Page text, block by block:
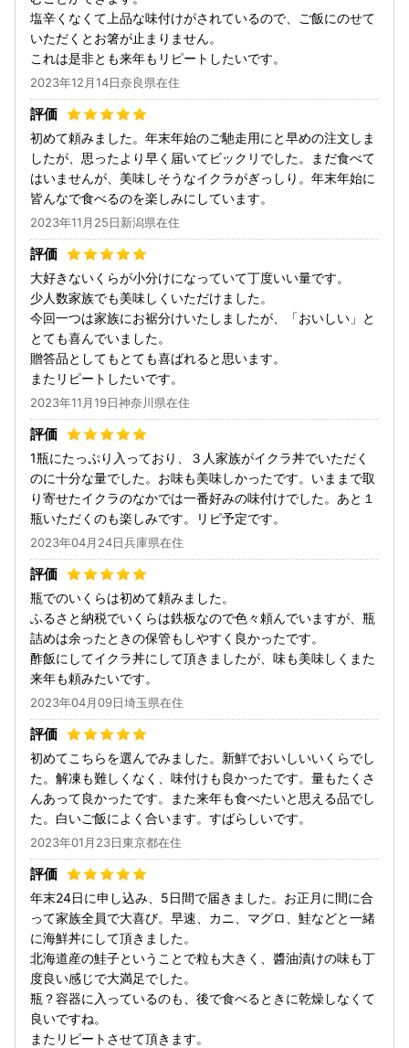
塩辛くなくて上品な味付けがされているので、ご飯にのせて
いただくとお箸が止まりません。
これは是非とも来年もリピートしたいです。
2023年12月14日奈良県在住
初めて頼みました。年末年始のご馳走用にと早めの注文しま
したが、思ったより早く届いてビックリでした。まだ食べて
はいませんが、美味しそうなイクラがぎっしり。年末年始に
皆んなで食べるのを楽しみにしています。
2023年11月25日新潟県在住
大好きないくらが小分けになっていて丁度いい量です。
少人数家族でも美味しくいただけました。
今回一つは家族にお裾分けいたしましたが、「おいしい」と
とても喜んでいました。
贈答品としてもとても喜ばれると思います。
またリピートしたいです。
2023年11月19日神奈川県在住
1瓶にたっぷり入っており、３人家族がイクラ丼でいただく
のに十分な量でした。お味も美味しかったです。いままで取
り寄せたイクラのなかでは一番好みの味付けでした。あと１
瓶いただくのも楽しみです。リピ予定です。
2023年04月24日兵庫県在住
瓶でのいくらは初めて頼みました。
ふるさと納税でいくらは鉄板なので色々頼んでいますが、瓶
詰めは余ったときの保管もしやすく良かったです。
酢飯にしてイクラ丼にして頂きましたが、味も美味しくまた
来年も頼みたいです。
2023年04月09日埼玉県在住
初めてこちらを選んでみました。新鮮でおいしいいくらでし
た。解凍も難しくなく、味付けも良かったです。量もたくさ
んあって良かったです。また来年も食べたいと思える品でし
た。白いご飯によく合います。すばらしいです。
2023年01月23日東京都在住
年末24日に申し込み、5日間で届きました。お正月に間に合
って家族全員で大喜び。早速、カニ、マグロ、鮭などと一緒
に海鮮丼にして頂きました。
北海道産の鮭子ということで粒も大きく、醬油漬けの味も丁
度良い感じで大満足でした。
瓶？容器に入っているのも、後で食べるときに乾燥しなくて
良いですね。
またリピートさせて頂きます。